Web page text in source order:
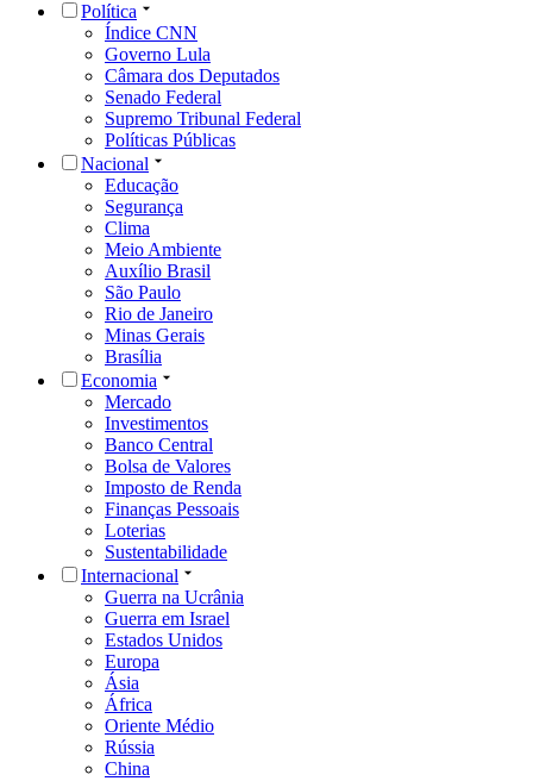
Política
Índice CNN
Governo Lula
Câmara dos Deputados
Senado Federal
Supremo Tribunal Federal
Políticas Públicas
Nacional
Educação
Segurança
Clima
Meio Ambiente
Auxílio Brasil
São Paulo
Rio de Janeiro
Minas Gerais
Brasília
Economia
Mercado
Investimentos
Banco Central
Bolsa de Valores
Imposto de Renda
Finanças Pessoais
Loterias
Sustentabilidade
Internacional
Guerra na Ucrânia
Guerra em Israel
Estados Unidos
Europa
Ásia
África
Oriente Médio
Rússia
China